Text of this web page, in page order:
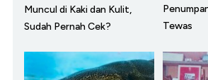
Muncul di Kaki dan Kulit,
Sudah Pernah Cek?
Tewas